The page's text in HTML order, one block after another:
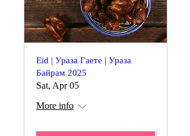
Eid | Ураза Гаете | Ураза
Байрам 2025
Sat, Apr 05
More info